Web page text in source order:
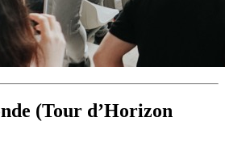
(Tour d’Horizon